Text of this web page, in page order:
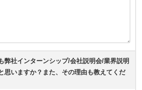
弊社インターンシップ/会社説明会/業界説明
思いますか？また、その理由も教えてくだ